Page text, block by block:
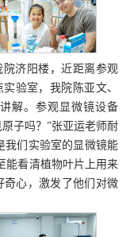
济阳楼，近距离参观
验室，我院陈亚文、
解。参观显微镜设备
子吗？”张亚运老师耐
我们实验室的显微镜能
能看清植物叶片上用来
奇心，激发了他们对微